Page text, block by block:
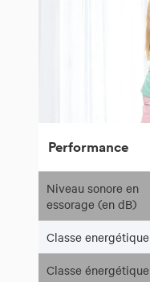
Performance
Niveau sonore en
essorage (en dB)
Classe energétique
Classe énergétique